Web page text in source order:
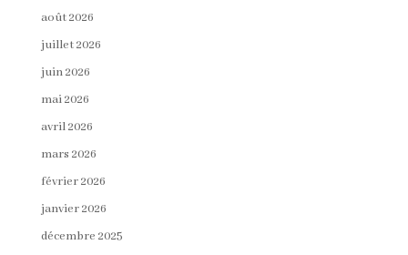
août 2026
juillet 2026
juin 2026
mai 2026
avril 2026
mars 2026
février 2026
janvier 2026
décembre 2025